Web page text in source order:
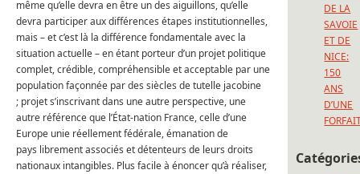
même qu’elle devra en être un des aiguillons, qu’elle
devra participer aux différences étapes institutionnelles,
mais – et c’est là la différence fondamentale avec la
situation actuelle – en étant porteur d’un projet politique
complet, crédible, compréhensible et acceptable par une
population façonnée par des siècles de tutelle jacobine
; projet s’inscrivant dans une autre perspective, une
autre référence que l’État-nation France, celle d’une
Europe unie réellement fédérale, émanation de
pays librement associés et détenteurs de leurs droits
nationaux intangibles. Plus facile à énoncer qu’à réaliser,
DE LA
SAVOIE
ET DE
NICE:
150
ANS
D’UNE